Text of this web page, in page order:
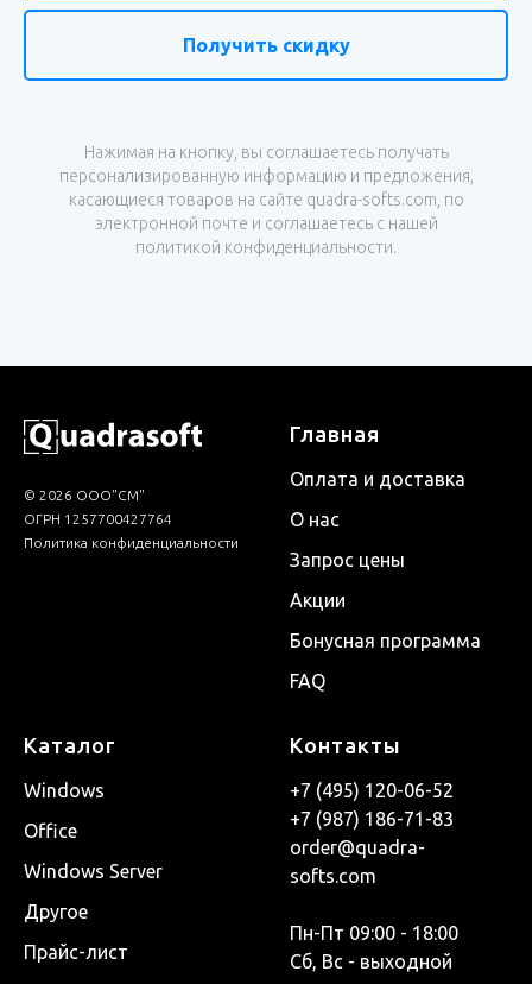
Получить скидку
Нажимая на кнопку, вы соглашаетесь получать
персонализированную информацию и предложения,
касающиеся товаров на сайте quadra-softs.com, по
электронной почте и соглашаетесь с нашей
политикой конфиденциальности.
© 2026 ООО"СМ"
ОГРН 1257700427764
Политика конфиденциальности
Главная
Оплата и доставка
О нас
Запрос цены
Акции
Бонусная программа
FAQ
Каталог
Windows
Office
Windows Server
Другое
Прайс-лист
Контакты
+7 (495) 120-06-52
+7 (987) 186-71-83
order@quadra-
softs.com
Пн-Пт 09:00 - 18:00
Сб, Вс - выходной